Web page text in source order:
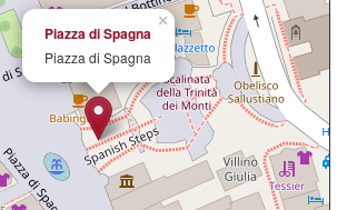
×
Piazza di Spagna
Piazza di Spagna